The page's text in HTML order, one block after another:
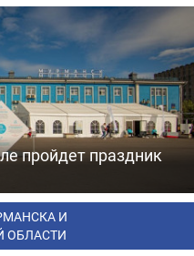
пройдет праздник
И
ОБЛАСТИ